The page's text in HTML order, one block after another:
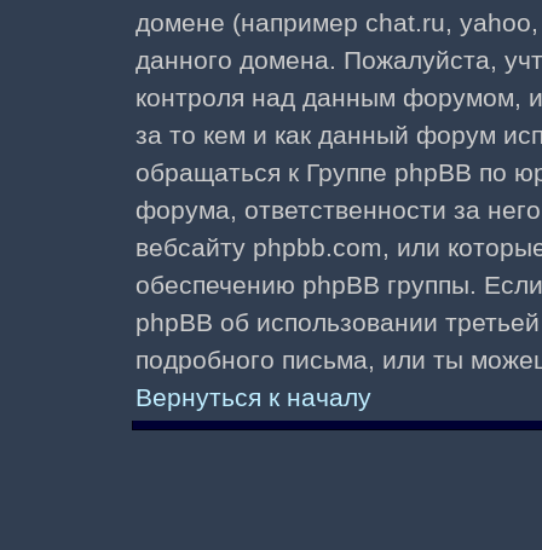
домене (например chat.ru,
данного домена. Пожалуйста,
контроля над данным форумом,
за то кем и как данный форум
обращаться к Группе phpBB по
форума, ответственности за
вебсайту phpbb.com, или
обеспечению phpBB группы.
phpBB об использовании
подробного письма, или ты
Вернуться к началу